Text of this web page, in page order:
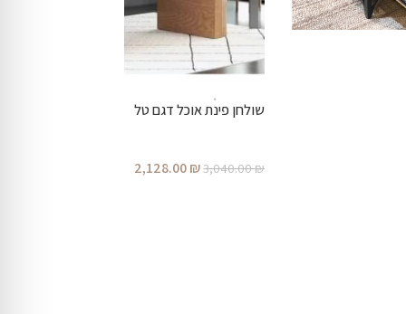
שולחן פינת אוכל דגם טל
3,040.00₪
2,128.00₪